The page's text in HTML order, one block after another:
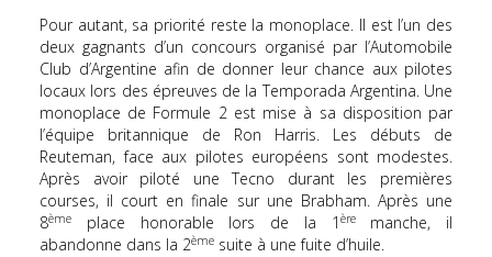
Pour autant, sa priorité reste la monoplace. Il est l’un des
deux gagnants d’un concours organisé par l’Automobile
Club d’Argentine afin de donner leur chance aux pilotes
locaux lors des épreuves de la Temporada Argentina. Une
monoplace de Formule 2 est mise à sa disposition par
l’équipe britannique de Ron Harris. Les débuts de
Reuteman, face aux pilotes européens sont modestes.
Après avoir piloté une Tecno durant les premières
courses, il court en finale sur une Brabham. Après une
8ème place honorable lors de la 1 èremanche, il
abandonne dans la 2ème suite à une fuite d’huile.